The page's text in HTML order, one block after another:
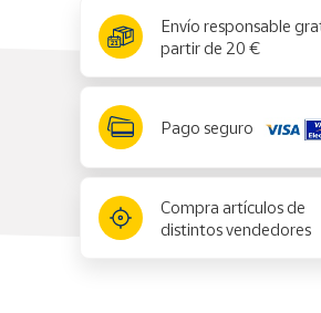
Envío responsable
partir de 20 €
Pago seguro
Compra artículos de
distintos vendedores